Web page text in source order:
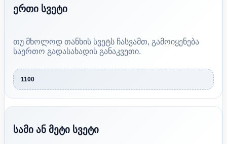
ერთი სვეტი
თუ მხოლოდ თანხის სვეტს ჩასვამთ, გამოიყენება
საერთო გადასახადის განაკვეთი.
1100
სამი ან მეტი სვეტი